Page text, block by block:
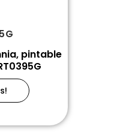
pintable